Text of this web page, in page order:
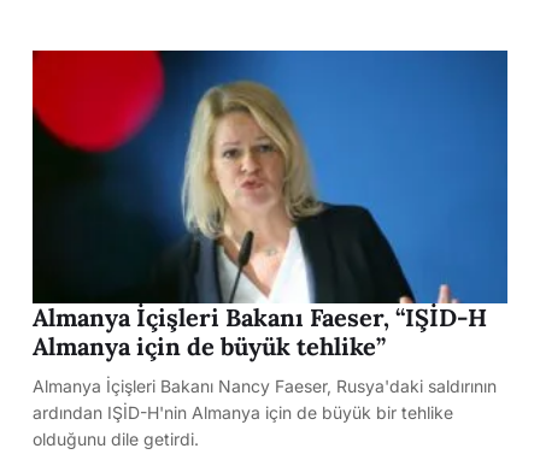
Almanya İçişleri Bakanı Faeser, “IŞİD-H
Almanya için de büyük tehlike”
Almanya İçişleri Bakanı Nancy Faeser, Rusya'daki saldırının
ardından IŞİD-H'nin Almanya için de büyük bir tehlike
olduğunu dile getirdi.